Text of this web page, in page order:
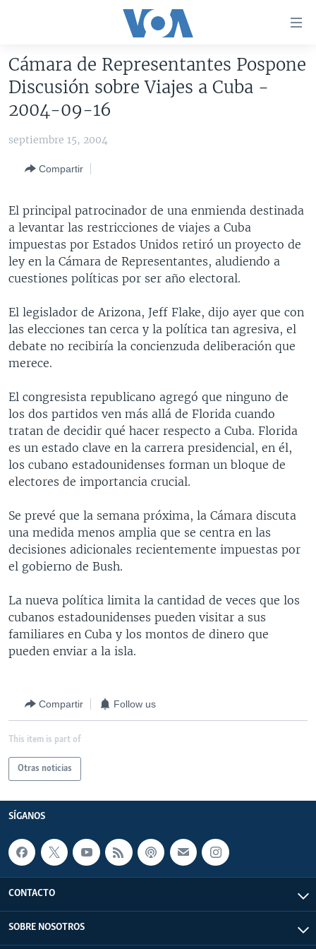
accesibilidad
contenido
Salte
Salte
búsqueda
AMÉRICA DEL NORTE
ELECCIONES EEUU 2024
VOA VERIFICA INMIGRACIÓN
ARGENTINA
COLOMBIA
CHILE
PERÚ
VENEZUELA
BRASIL
CHINA EN AMÉRICA LATINA
COSTA RICA
EL SALVADOR
GUATEMALA
NICARAGUA
OTRAS SECCIONES
INMIGRACIÓN
LIBERTAD DE PRENSA
ECONOMÍA
ENTRETENIMIENTO Y CULTURA
DEPORTES
CIENCIA Y SALUD
ESPECIALES DE LA VOA
LIBERTAD DE PRENSA
MULTIMEDIA
VIDEOS
AUDIOS
PROGRAMAS TV
FORO INTERAMERICANO
VISIÓN 360
LAS CLAVES
PANORAMA
AVANCE INFORMATIVO
AUDIONOTICIAS
BUENOS DÍAS AMÉRICA
ESTADOS UNIDOS AL DÍA
FORO [RADIO]
DEPORTIVO INTERNACIONAL
ENTRETENIMIENTO
DIRECT
DOCUMENTALES DE LA VOA
Learning English
Idiomas
Cámara de Representantes Pospone
Discusión sobre Viajes a Cuba -
2004-09-16
septiembre 15, 2004
Compartir
El principal patrocinador de una enmienda destinada
a levantar las restricciones de viajes a Cuba
impuestas por Estados Unidos retiró un proyecto de
ley en la Cámara de Representantes, aludiendo a
cuestiones políticas por ser año electoral.
El legislador de Arizona, Jeff Flake, dijo ayer que con
las elecciones tan cerca y la política tan agresiva, el
debate no recibiría la concienzuda deliberación que
merece.
El congresista republicano agregó que ninguno de
los dos partidos ven más allá de Florida cuando
tratan de decidir qué hacer respecto a Cuba. Florida
es un estado clave en la carrera presidencial, en él,
los cubano estadounidenses forman un bloque de
electores de importancia crucial.
Se prevé que la semana próxima, la Cámara discuta
una medida menos amplia que se centra en las
decisiones adicionales recientemente impuestas por
el gobierno de Bush.
La nueva política limita la cantidad de veces que los
cubanos estadounidenses pueden visitar a sus
familiares en Cuba y los montos de dinero que
pueden enviar a la isla.
Compartir Follow us
This item is part of
Otras noticias
SÍGANOS
CONTACTO
SOBRE NOSOTROS